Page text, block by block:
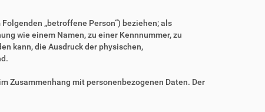
„betroffene Person“) beziehen; als
wie einem Namen, zu einer Kennnummer, zu
kann, die Ausdruck der physischen,
Zusammenhang mit personenbezogenen Daten. Der